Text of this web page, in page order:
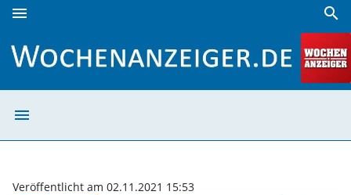
menu search
menu
Veröffentlicht am 02.11.2021 15:53